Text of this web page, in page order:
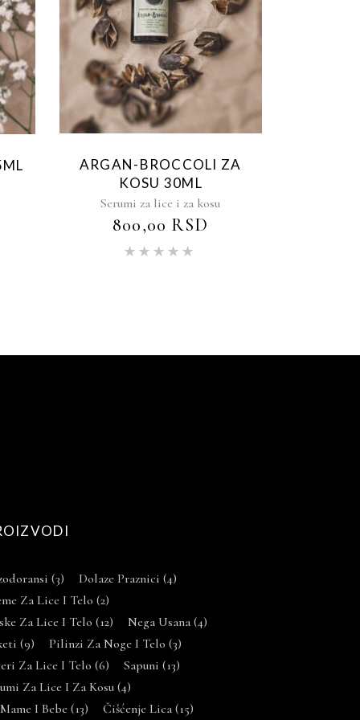
ARGAN-BROCCOLI ZA
KOSU 30ML
Serumi za lice i za kosu
800,00 RSD
(3) Dolaze Praznici (4)
Za Lice I Telo (2)
Za Lice I Telo (12) Nega Usana (4)
(9) Pilinzi Za Noge I Telo (3)
Za Lice I Telo (6) Sapuni (13)
Za Lice I Za Kosu (4)
I Bebe (13) Čišćenje Lica (15)